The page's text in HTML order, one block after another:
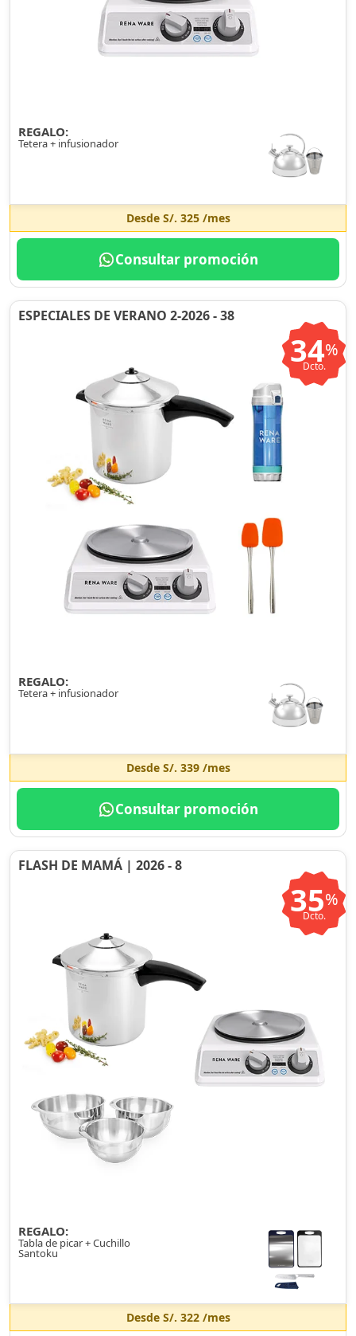
REGALO:
Tetera + infusionador
Desde S/. 325/mes
Consultar promoción
ESPECIALES DE VERANO 2-2026 - 38
34%
Dcto.
REGALO:
Tetera + infusionador
Desde S/. 339/mes
Consultar promoción
FLASH DE MAMÁ | 2026 - 8
35%
Dcto.
REGALO:
Tabla de picar + Cuchillo
Santoku
Desde S/. 322/mes